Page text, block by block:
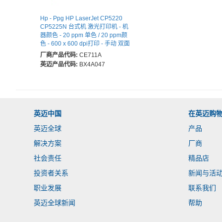
Hp - Ppg HP LaserJet CP5220
CP5225N 台式机 激光打印机 - 机
器颜色 - 20 ppm 单色 / 20 ppm颜
色 - 600 x 600 dpi打印 - 手动 双面
打印 - 以太网 - 75000 页面工作周
期 - 普通纸打印 - Fast Ethernet -
USB
厂商产品代码: CE711A
英迈产品代码: BX4A047
英迈中国
英迈全球
解决方案
社会责任
投资者关系
职业发展
英迈全球新闻
在英迈购
产品
厂商
精品店
新闻与活
联系我们
帮助